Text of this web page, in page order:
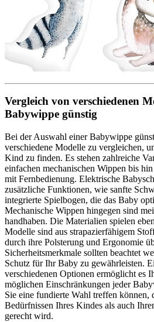
Vergleich von verschiedenen
Babywippe günstig
Bei der Auswahl einer Babywippe
verschiedene Modelle zu vergleichen,
Kind zu finden. Es stehen zahlreiche
einfachen mechanischen Wippen bis
mit Fernbedienung. Elektrische
zusätzliche Funktionen, wie sanfte
integrierte Spielbogen, die das Baby
Mechanische Wippen hingegen sind
handhaben. Die Materialien spielen
Modelle sind aus strapazierfähigem
durch ihre Polsterung und Ergonomie
Sicherheitsmerkmale sollten beachtet
Schutz für Ihr Baby zu gewährleisten.
verschiedenen Optionen ermöglicht es
möglichen Einschränkungen jeder
Sie eine fundierte Wahl treffen können,
Bedürfnissen Ihres Kindes als auch
gerecht wird.